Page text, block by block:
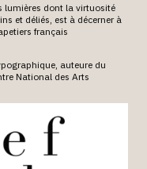
lumières dont la virtuosité
et déliés, est à décerner à
français
auteure du
National des Arts